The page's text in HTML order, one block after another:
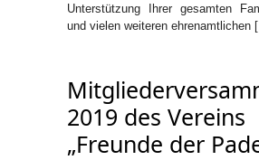
Unterstützung Ihrer gesamten
und vielen weiteren ehrenamtlichen
2019 des Vereins
„Freunde der